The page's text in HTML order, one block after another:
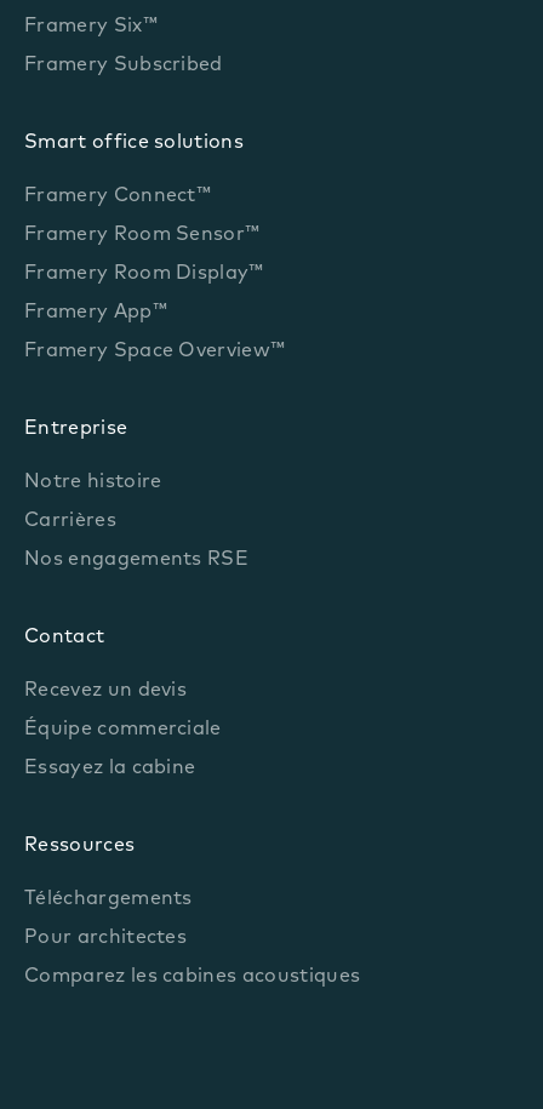
Framery Six™
Framery Subscribed
Smart office solutions
Framery Connect™
Framery Room Sensor™
Framery Room Display™
Framery App™
Framery Space Overview™
Entreprise
Notre histoire
Carrières
Nos engagements RSE
Contact
Recevez un devis
Équipe commerciale
Essayez la cabine
Ressources
Téléchargements
Pour architectes
Comparez les cabines acoustiques